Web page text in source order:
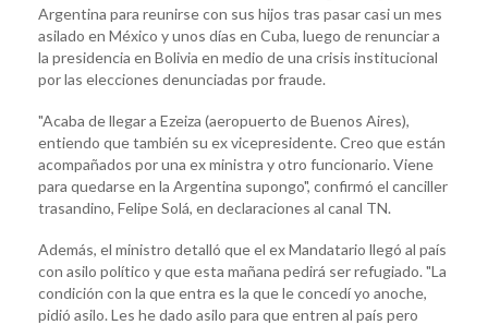
Argentina para reunirse con sus hijos tras pasar casi un mes
asilado en México y unos días en Cuba, luego de renunciar a
la presidencia en Bolivia en medio de una crisis institucional
por las elecciones denunciadas por fraude.
"Acaba de llegar a Ezeiza (aeropuerto de Buenos Aires),
entiendo que también su ex vicepresidente. Creo que están
acompañados por una ex ministra y otro funcionario. Viene
para quedarse en la Argentina supongo", confirmó el canciller
trasandino, Felipe Solá, en declaraciones al canal TN.
Además, el ministro detalló que el ex Mandatario llegó al país
con asilo político y que esta mañana pedirá ser refugiado. "La
condición con la que entra es la que le concedí yo anoche,
pidió asilo. Les he dado asilo para que entren al país pero